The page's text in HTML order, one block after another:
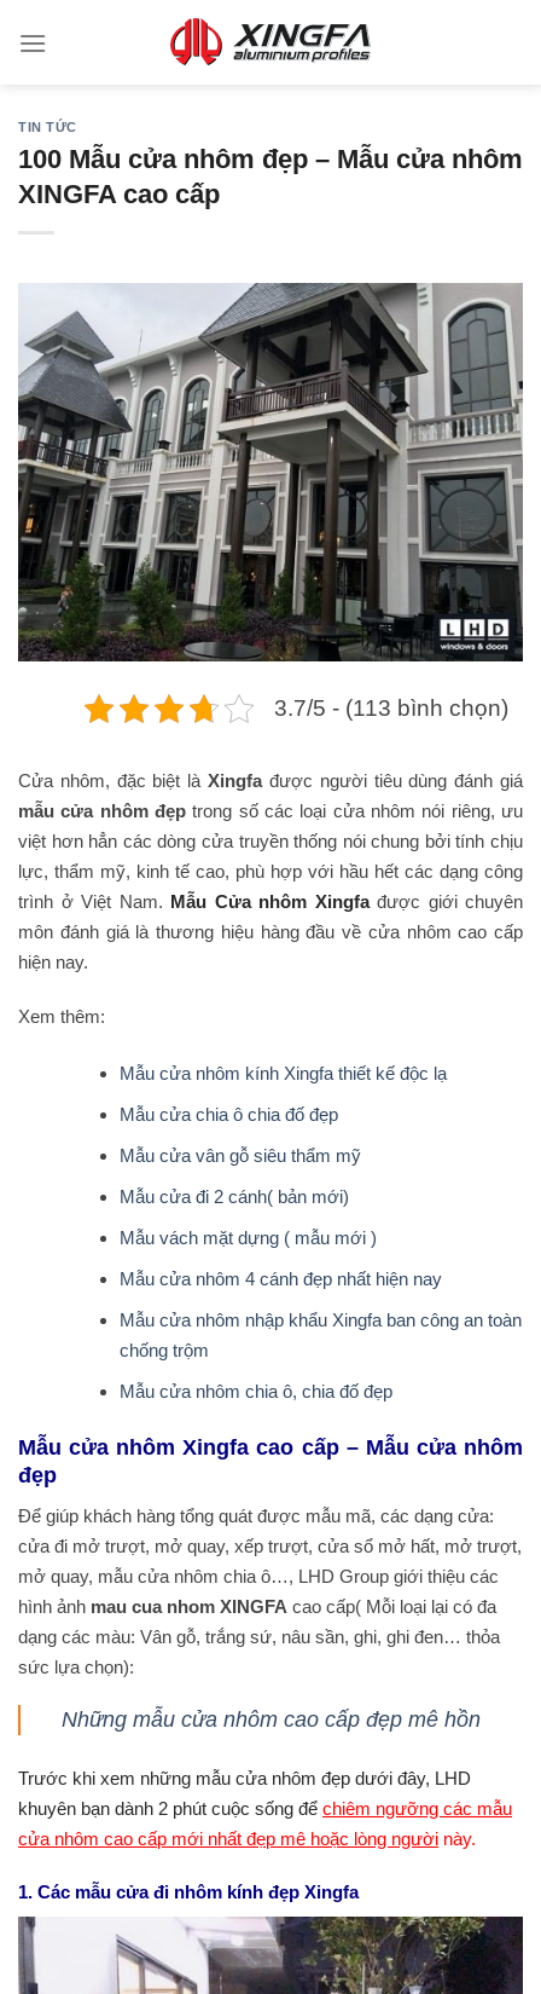
TIN TỨC
100 Mẫu cửa nhôm đẹp – Mẫu cửa nhôm
XINGFA cao cấp
3.7/5 - (113 bình chọn)
Cửa nhôm, đặc biệt làXingfađược người tiêu dùng đánh giá
mẫu cửa nhôm đẹp trong số các loại cửa nhôm nói riêng, ưu
việt hơn hẳn các dòng cửa truyền thống nói chung bởi tính chịu
lực, thẩm mỹ, kinh tế cao, phù hợp với hầu hết các dạng công
trình ở Việt Nam. Mẫu Cửa nhôm Xingfađược giới chuyên
môn đánh giá là thương hiệu hàng đầu về cửa nhôm cao cấp
hiện nay.
Xem thêm:
Mẫu cửa nhôm kính Xingfa thiết kế độc lạ
Mẫu cửa chia ô chia đố đẹp
Mẫu cửa vân gỗ siêu thẩm mỹ
Mẫu cửa đi 2 cánh( bản mới)
Mẫu vách mặt dựng ( mẫu mới )
Mẫu cửa nhôm 4 cánh đẹp nhất hiện nay
Mẫu cửa nhôm nhập khẩu Xingfa ban công an toàn
chống trộm
Mẫu cửa nhôm chia ô, chia đố đẹp
Mẫu cửa nhôm Xingfa cao cấp – Mẫu cửa nhôm
đẹp
Để giúp khách hàng tổng quát được mẫu mã, các dạng cửa:
cửa đi mở trượt, mở quay, xếp trượt, cửa sổ mở hất, mở trượt,
mở quay, mẫu cửa nhôm chia ô…, LHD Group giới thiệu các
hình ảnh mau cua nhom XINGFA cao cấp( Mỗi loại lại có đa
dạng các màu: Vân gỗ, trắng sứ, nâu sần, ghi, ghi đen… thỏa
sức lựa chọn):
Những mẫu cửa nhôm cao cấp đẹp mê hồn
Trước khi xem những mẫu cửa nhôm đẹp dưới đây, LHD
khuyên bạn dành 2 phút cuộc sống để chiêm ngưỡng các mẫu
cửa nhôm cao cấp mới nhất đẹp mê hoặc lòng người này.
1. Các mẫu cửa đi nhôm kính đẹp Xingfa